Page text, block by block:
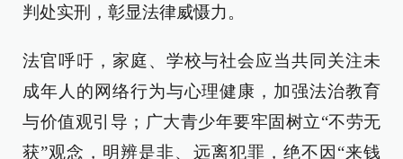
判处实刑，彰显法律威慑力。
法官呼吁，家庭、学校与社会应当共同关注未
成年人的网络行为与心理健康，加强法治教育
与价值观引导；广大青少年要牢固树立“不劳无
获”观念，明辨是非、远离犯罪，绝不因“来钱